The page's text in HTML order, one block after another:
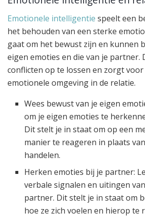
Emotionele intelligentie speelt een
het behouden van een sterke
gaat om het bewust zijn en kunnen
eigen emoties en die van je partner.
conflicten op te lossen en zorgt voor
emotionele omgeving in de relatie.
Wees bewust van je eigen
om je eigen emoties te
Dit stelt je in staat om op een
manier te reageren in plaats
handelen.
Herken emoties bij je partner:
verbale signalen en uitingen
partner. Dit stelt je in staat om
hoe ze zich voelen en hierop te